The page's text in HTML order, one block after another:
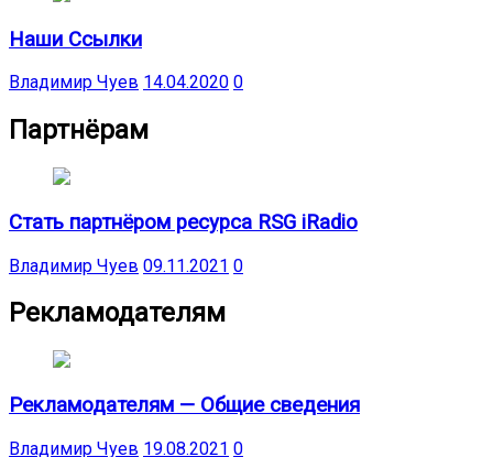
Наши Ссылки
Владимир Чуев 14.04.2020 0
Партнёрам
Стать партнёром ресурса RSG iRadio
Владимир Чуев 09.11.2021 0
Рекламодателям
Рекламодателям — Общие сведения
Владимир Чуев 19.08.2021 0